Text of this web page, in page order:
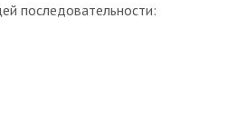
последовательности: